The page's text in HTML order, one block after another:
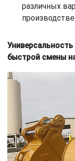
различных
быстрой смены